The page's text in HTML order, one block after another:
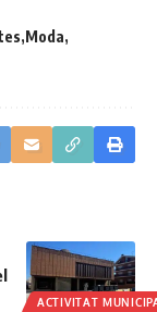
Moda
ACTIVITAT